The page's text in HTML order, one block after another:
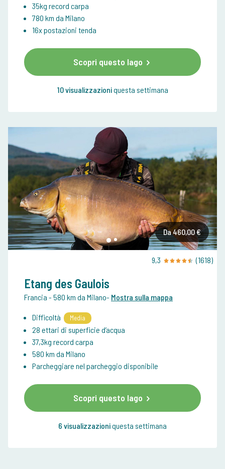
35kg record carpa
780 km da Milano
16x postazioni tenda
Scopri questo lago
10 visualizzazioniquesta settimana
Da 460,00 €
9,3 (1618)
Etang des Gaulois
Francia - 580 km da Milano- Mostra sulla mappa
Difficoltà Media
28 ettari di superficie d’acqua
37,3kg record carpa
580 km da Milano
Parcheggiare nel parcheggio disponibile
Scopri questo lago
6 visualizzazioniquesta settimana